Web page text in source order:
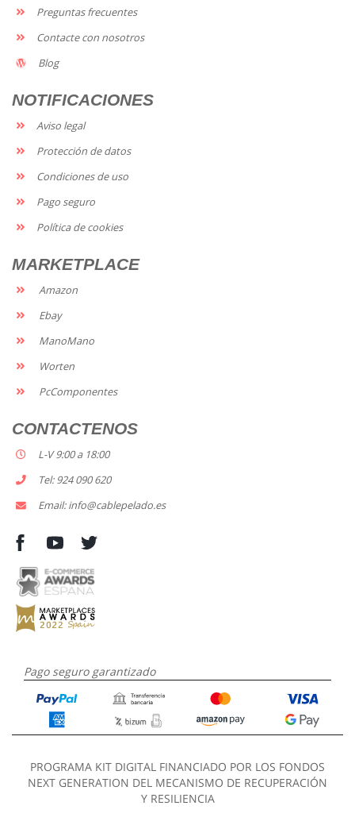
Preguntas frecuentes
Contacte con nosotros
Blog
NOTIFICACIONES
Aviso legal
Protección de datos
Condiciones de uso
Pago seguro
Política de cookies
MARKETPLACE
Amazon
Ebay
ManoMano
Worten
PcComponentes
CONTACTENOS
L-V 9:00 a 18:00
Tel: 924 090 620
Email: info@cablepelado.es
Pago seguro garantizado
PROGRAMA KIT DIGITAL FINANCIADO POR LOS FONDOS
NEXT GENERATION DEL MECANISMO DE RECUPERACIÓN
Y RESILIENCIA